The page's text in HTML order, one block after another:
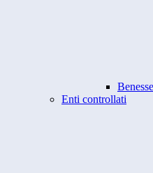
Enti controllati